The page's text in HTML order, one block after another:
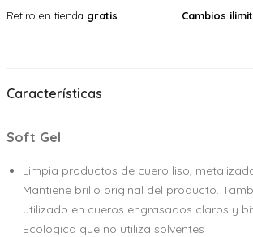
Retiro en tienda gratis Cambios
Características
Soft Gel
Limpia productos de cuero liso,
Mantiene brillo original del producto.
utilizado en cueros engrasados claros y
Ecológica que no utiliza solventes